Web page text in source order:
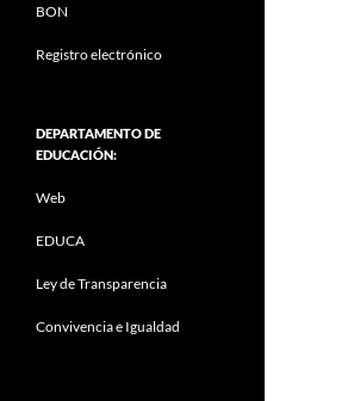
BON
Registro electrónico
DEPARTAMENTO DE
EDUCACIÓN:
Web
EDUCA
Ley de Transparencia
Convivencia e Igualdad